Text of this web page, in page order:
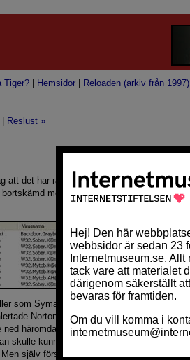
Tiger? Hemsidor Reloaden (arkiv från 1997)
Reslust »
att det har ramlat ned alldeles för många
med att mailservern sorterar bort
som Symantec kallar den i sin rapport
Norton om varje gång ett program
ned häromdagen. Programmet var ett slags
skulle kunna scanna datorn efter trojaner
själv försökte det alltså lägga in skit i